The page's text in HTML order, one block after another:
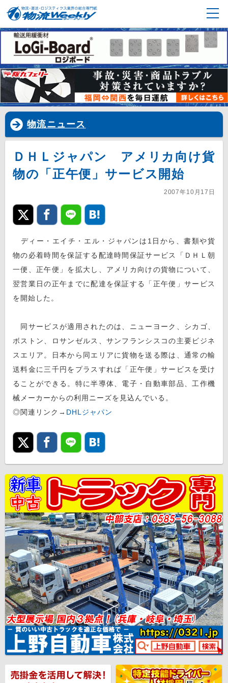
物流ニュース
ＤＨＬジャパン アメリカ向け貨
物の「正午便」サービス開始
2007年10月17日
ディー・エイチ・エル・ジャパンは1日から、書類や貨
物の必着時間を保証する配達時間保証サービス「ＤＨＬ朝
一便、正午便」を拡大し、アメリカ向けの貨物について、
翌営業日の正午までに配達を保証する「正午便」サービス
を開始した。
同サービスが適用されたのは、ニューヨーク、シカゴ、
ボストン、ロサンゼルス、サンフランシスコの主要ビジネ
スエリア。日本から同エリアに貨物を送る際は、通常の輸
送料金に三千円をプラスすれば「正午便」サービスを受け
ることができる。特に半導体、電子・自動車部品、工作機
械メーカーからの利用ニーズを見込んでいる。
◎関連リンク→ DHLジャパン